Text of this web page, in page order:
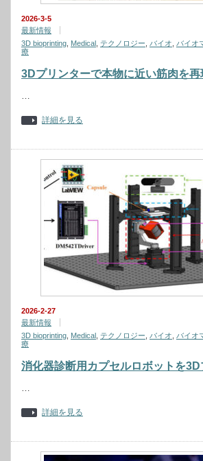
2026-3-5
最新情報
3D bioprinting Medical テクノロジー バイオ バイオ
療
3Dプリンターで本物に近い筋肉を再
…
詳細を見る
2026-2-27
最新情報
3D bioprinting Medical テクノロジー バイオ バイオ
療
消化器診断用カプセルロボットを
…
詳細を見る